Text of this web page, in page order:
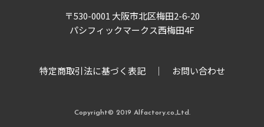
〒530-0001 大阪市北区梅田2-6-20
パシフィックマークス西梅田4F
特定商取引法に基づく表記 お問い合わせ
Copyright© 2019 Alfactory.co.,Ltd.